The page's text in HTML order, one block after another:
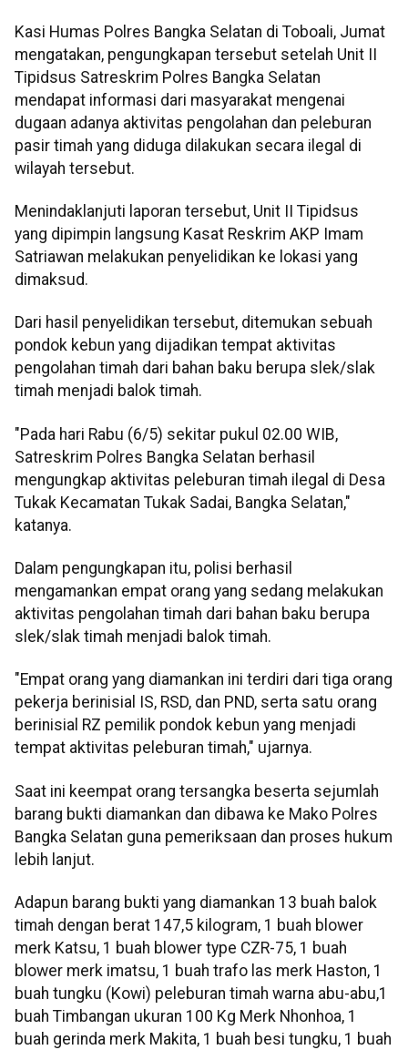
Kasi Humas Polres Bangka Selatan di Toboali, Jumat
mengatakan, pengungkapan tersebut setelah Unit II
Tipidsus Satreskrim Polres Bangka Selatan
mendapat informasi dari masyarakat mengenai
dugaan adanya aktivitas pengolahan dan peleburan
pasir timah yang diduga dilakukan secara ilegal di
wilayah tersebut.
Menindaklanjuti laporan tersebut, Unit II Tipidsus
yang dipimpin langsung Kasat Reskrim AKP Imam
Satriawan melakukan penyelidikan ke lokasi yang
dimaksud.
Dari hasil penyelidikan tersebut, ditemukan sebuah
pondok kebun yang dijadikan tempat aktivitas
pengolahan timah dari bahan baku berupa slek/slak
timah menjadi balok timah.
"Pada hari Rabu (6/5) sekitar pukul 02.00 WIB,
Satreskrim Polres Bangka Selatan berhasil
mengungkap aktivitas peleburan timah ilegal di Desa
Tukak Kecamatan Tukak Sadai, Bangka Selatan,"
katanya.
Dalam pengungkapan itu, polisi berhasil
mengamankan empat orang yang sedang melakukan
aktivitas pengolahan timah dari bahan baku berupa
slek/slak timah menjadi balok timah.
"Empat orang yang diamankan ini terdiri dari tiga orang
pekerja berinisial IS, RSD, dan PND, serta satu orang
berinisial RZ pemilik pondok kebun yang menjadi
tempat aktivitas peleburan timah," ujarnya.
Saat ini keempat orang tersangka beserta sejumlah
barang bukti diamankan dan dibawa ke Mako Polres
Bangka Selatan guna pemeriksaan dan proses hukum
lebih lanjut.
Adapun barang bukti yang diamankan 13 buah balok
timah dengan berat 147,5 kilogram, 1 buah blower
merk Katsu, 1 buah blower type CZR-75, 1 buah
blower merk imatsu, 1 buah trafo las merk Haston, 1
buah tungku (Kowi) peleburan timah warna abu-abu,1
buah Timbangan ukuran 100 Kg Merk Nhonhoa, 1
buah gerinda merk Makita, 1 buah besi tungku, 1 buah